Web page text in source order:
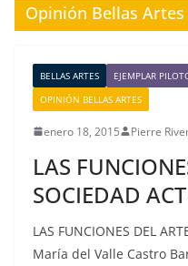
Opinión Bellas Artes
BELLAS ARTES EJEMPLAR
OPINIÓN BELLAS ARTES
enero 18, 2015 Pierre
LAS
SOCIEDAD
LAS FUNCIONES DEL
María del Valle Castro